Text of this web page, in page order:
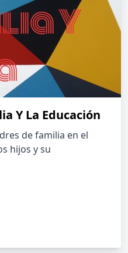
Y La Educación
de familia en el
hijos y su